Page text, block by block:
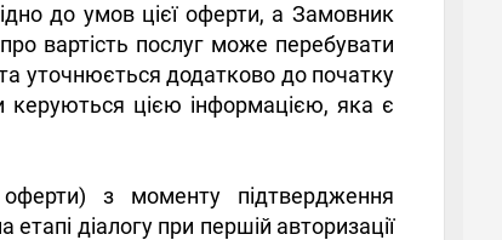
до умов цієї оферти, а Замовник
вартість послуг може перебувати
уточнюється додатково до початку
керуються цією інформацією, яка є
з моменту підтвердження
діалогу при першій авторизації